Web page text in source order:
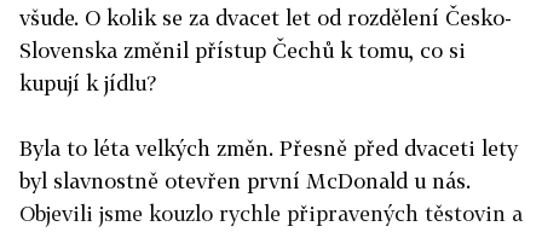
všude. O kolik se za dvacet let od rozdělení Česko-
Slovenska změnil přístup Čechů k tomu, co si
kupují k jídlu?
Byla to léta velkých změn. Přesně před dvaceti lety
byl slavnostně otevřen první McDonald u nás.
Objevili jsme kouzlo rychle připravených těstovin a